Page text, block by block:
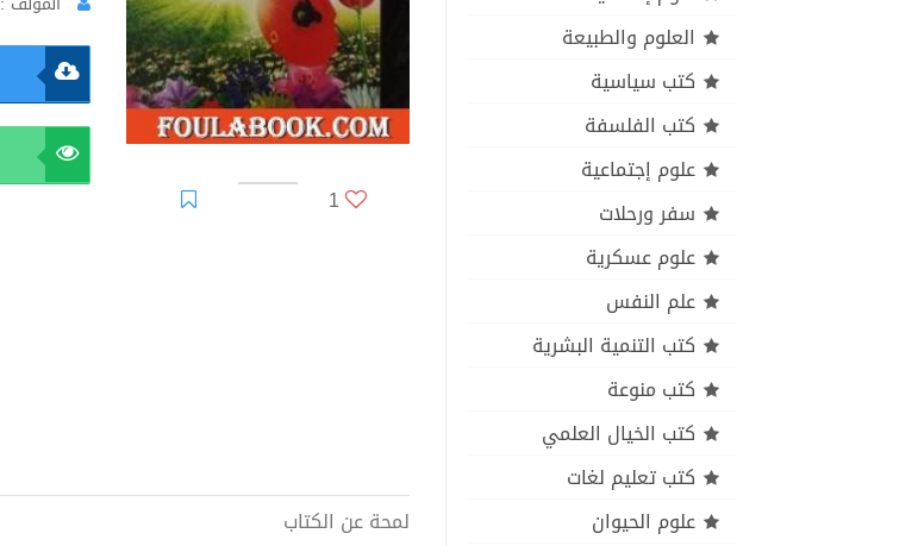
العلوم والطبيعة
كتب سياسية
كتب الفلسفة
علوم إجتماعية
سفر ورحلات
علوم عسكرية
علم النفس
كتب التنمية البشرية
كتب منوعة
كتب الخيال العلمي
كتب تعليم لغات
علوم الحيوان
1
لمحة عن الكتاب